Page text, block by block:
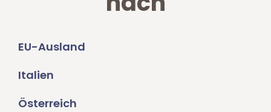
EU-Ausland
Italien
Österreich